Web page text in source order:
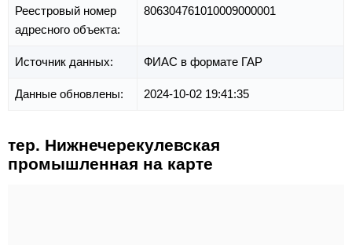
Реестровый номер
адресного объекта:
806304761010009000001
Источник данных: ФИАС в формате ГАР
Данные обновлены: 2024-10-02 19:41:35
тер. Нижнечерекулевская
промышленная на карте